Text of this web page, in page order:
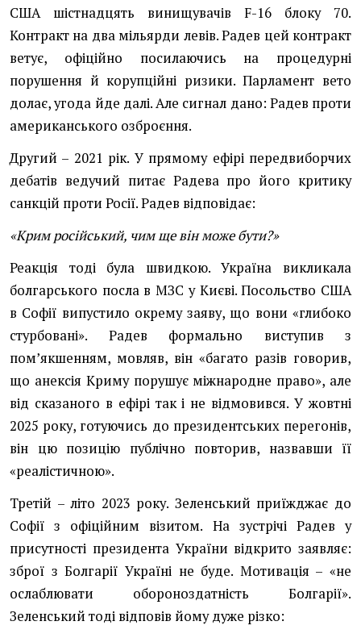
США шістнадцять винищувачів F-16 блоку 70.
Контракт на два мільярди левів. Радев цей контракт
ветує, офіційно посилаючись на процедурні
порушення й корупційні ризики. Парламент вето
долає, угода йде далі. Але сигнал дано: Радев проти
американського озброєння.
Другий – 2021 рік. У прямому ефірі передвиборчих
дебатів ведучий питає Радева про його критику
санкцій проти Росії. Радев відповідає:
«Крим російський, чим ще він може бути?»
Реакція тоді була швидкою. Україна викликала
болгарського посла в МЗС у Києві. Посольство США
в Софії випустило окрему заяву, що вони «глибоко
стурбовані». Радев формально виступив з
помʼякшенням, мовляв, він «багато разів говорив,
що анексія Криму порушує міжнародне право», але
від сказаного в ефірі так і не відмовився. У жовтні
2025 року, готуючись до президентських перегонів,
він цю позицію публічно повторив, назвавши її
«реалістичною».
Третій – літо 2023 року. Зеленський приїжджає до
Софії з офіційним візитом. На зустрічі Радев у
присутності президента України відкрито заявляє:
зброї з Болгарії Україні не буде. Мотивація – «не
ослаблювати обороноздатність Болгарії».
Зеленський тоді відповів йому дуже різко: